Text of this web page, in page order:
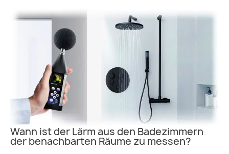
Wann ist der Lärm aus den Badezimmern
der benachbarten Räume zu messen?